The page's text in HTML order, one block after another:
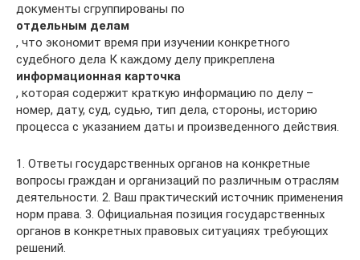
документы сгруппированы по
отдельным делам
, что экономит время при изучении конкретного
судебного дела К каждому делу прикреплена
информационная карточка
, которая содержит краткую информацию по делу –
номер, дату, суд, судью, тип дела, стороны, историю
процесса с указанием даты и произведенного действия.
1. Ответы государственных органов на конкретные
вопросы граждан и организаций по различным отраслям
деятельности. 2. Ваш практический источник применения
норм права. 3. Официальная позиция государственных
органов в конкретных правовых ситуациях требующих
решений.